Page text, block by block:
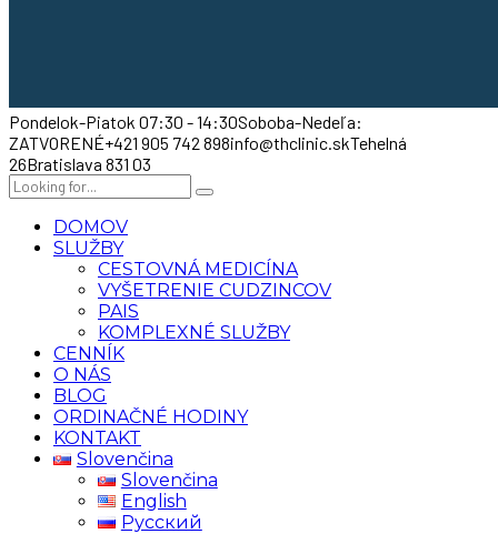
Pondelok-Piatok 07:30 - 14:30Soboba-Nedeľa:
ZATVORENÉ+421 905 742 898info@thclinic.skTehelná
26Bratislava 831 03
DOMOV
SLUŽBY
CESTOVNÁ MEDICÍNA
VYŠETRENIE CUDZINCOV
PAIS
KOMPLEXNÉ SLUŽBY
CENNÍK
O NÁS
BLOG
ORDINAČNÉ HODINY
KONTAKT
Slovenčina
Slovenčina
English
Русский